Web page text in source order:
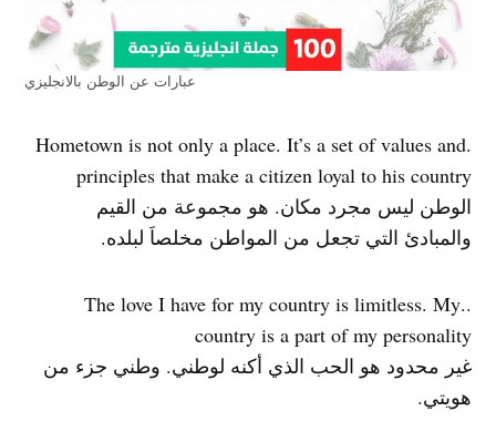
عبارات عن الوطن بالانجليزي
.Hometown is not only a place. It’s a set of values and
principles that make a citizen loyal to his country
الوطن ليس مجرد مكان. هو مجموعة من القيم
والمبادئ التي تجعل من المواطن مخلصاَ لبلده.
..The love I have for my country is limitless. My
country is a part of my personality
غير محدود هو الحب الذي أكنه لوطني. وطني جزء من
هويتي.